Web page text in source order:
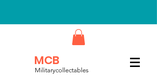
MCB
Militarycollectables